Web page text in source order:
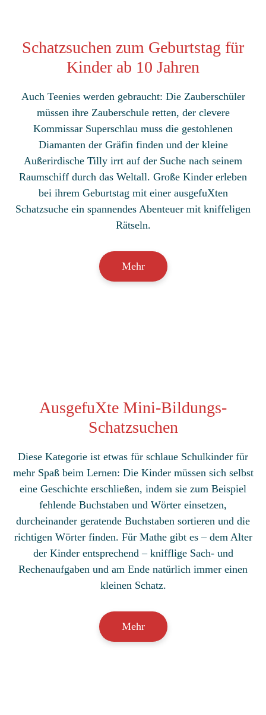
Schatzsuchen zum Geburtstag für
Kinder ab 10 Jahren
Auch Teenies werden gebraucht: Die Zauberschüler
müssen ihre Zauberschule retten, der clevere
Kommissar Superschlau muss die gestohlenen
Diamanten der Gräfin finden und der kleine
Außerirdische Tilly irrt auf der Suche nach seinem
Raumschiff durch das Weltall. Große Kinder erleben
bei ihrem Geburtstag mit einer ausgefuXten
Schatzsuche ein spannendes Abenteuer mit kniffeligen
Rätseln.
Mehr
AusgefuXte Mini-Bildungs-
Schatzsuchen
Diese Kategorie ist etwas für schlaue Schulkinder für
mehr Spaß beim Lernen: Die Kinder müssen sich selbst
eine Geschichte erschließen, indem sie zum Beispiel
fehlende Buchstaben und Wörter einsetzen,
durcheinander geratende Buchstaben sortieren und die
richtigen Wörter finden. Für Mathe gibt es – dem Alter
der Kinder entsprechend – knifflige Sach- und
Rechenaufgaben und am Ende natürlich immer einen
kleinen Schatz.
Mehr